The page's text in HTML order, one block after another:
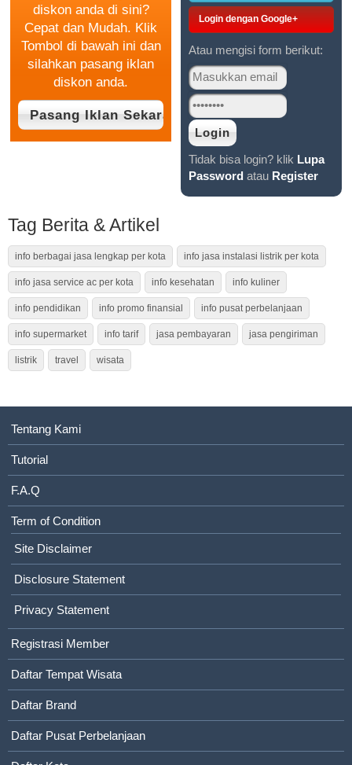
diskon anda di sini?
Cepat dan Mudah. Klik
Tombol di bawah ini dan
silahkan pasang iklan
diskon anda.
Login dengan Google+
Atau mengisi form berikut:
Tidak bisa login? klik Lupa
Password atau Register
Tag Berita & Artikel
info berbagai jasa lengkap per kota info jasa instalasi listrik per kota
info jasa service ac per kota info kesehatan info kuliner
info pendidikan info promo finansial info pusat perbelanjaan
info supermarket info tarif jasa pembayaran jasa pengiriman
listrik travel wisata
Tentang Kami
Tutorial
F.A.Q
Term of Condition
Site Disclaimer
Disclosure Statement
Privacy Statement
Registrasi Member
Daftar Tempat Wisata
Daftar Brand
Daftar Pusat Perbelanjaan